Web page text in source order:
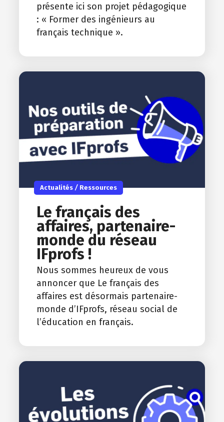
présente ici son projet pédagogique
: « Former des ingénieurs au
français technique ».
Actualités/ Ressources
Le français des
affaires, partenaire-
monde du réseau
IFprofs !
Nous sommes heureux de vous
annoncer que Le français des
affaires est désormais partenaire-
monde d’IFprofs, réseau social de
l’éducation en français.